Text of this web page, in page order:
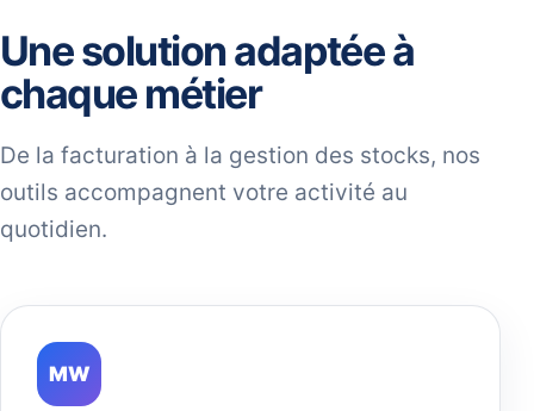
Une solution adaptée à
chaque métier
De la facturation à la gestion des stocks, nos
outils accompagnent votre activité au
quotidien.
MW